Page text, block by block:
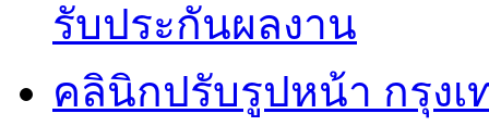
รับประกันผลงาน
คลินิกปรับรูปหน้า กรุง